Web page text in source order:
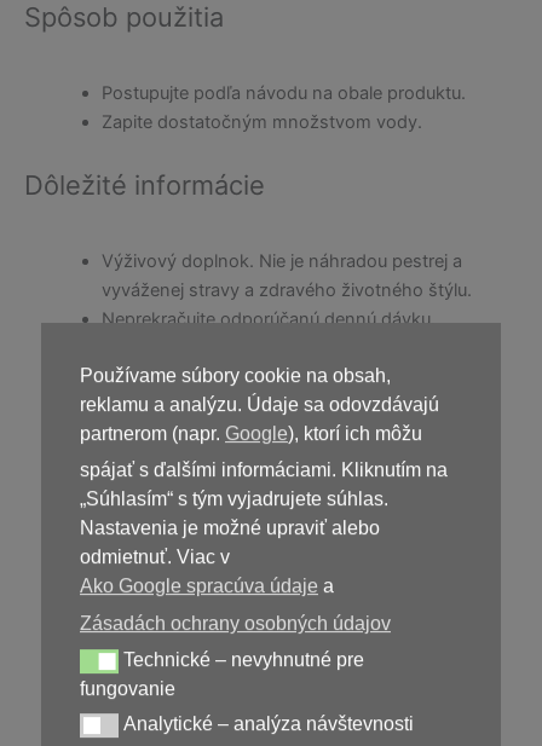
Používame súbory cookie na obsah,
reklamu a analýzu. Údaje sa odovzdávajú
partnerom (napr. Google), ktorí ich môžu
spájať s ďalšími informáciami. Kliknutím na
„Súhlasím“ s tým vyjadrujete súhlas.
Nastavenia je možné upraviť alebo
odmietnuť. Viac v
Ako Google spracúva údaje a
Zásadách ochrany osobných údajov
Technické – nevyhnutné pre fungovanie
Technické – nevyhnutné pre
fungovanie
Analytické – analýza návštevnosti
Analytické – analýza návštevnosti
Spôsob použitia
Postupujte podľa návodu na obale produktu.
Zapite dostatočným množstvom vody.
Dôležité informácie
Výživový doplnok. Nie je náhradou pestrej a
vyváženej stravy a zdravého životného štýlu.
Neprekračujte odporúčanú dennú dávku.
V prípade tehotenstva, dojčenia alebo užívania
liekov sa poraďte s odborníkom.
Kúpiť Blutforde